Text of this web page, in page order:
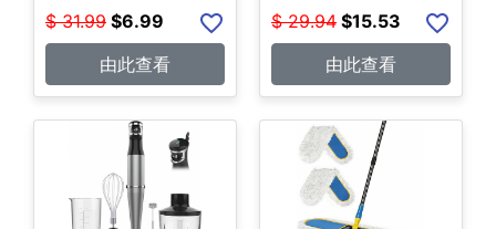
$ 31.99 $6.99
由此查看
$ 29.94 $15.53
由此查看